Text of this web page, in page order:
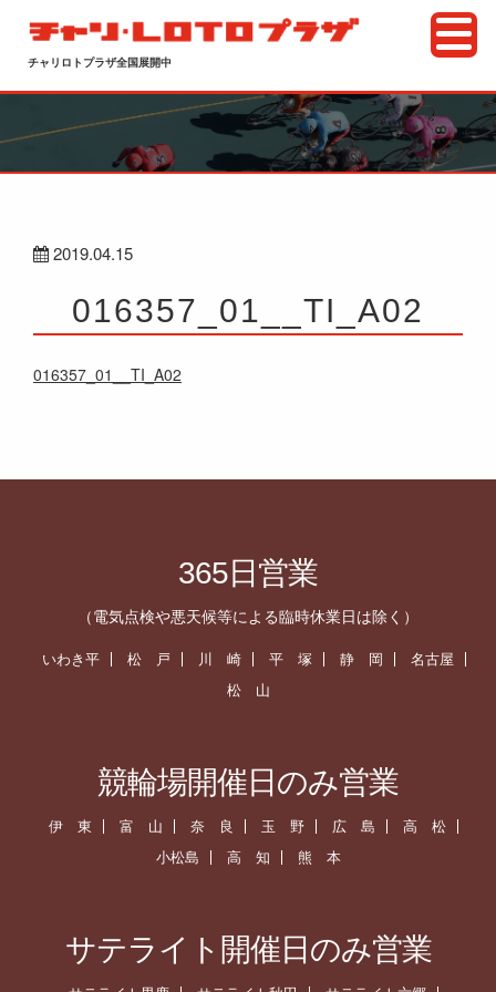
チャリロトプラザ全国展開中
2019.04.15
016357_01__TI_A02
016357_01__TI_A02
365日営業
（電気点検や悪天候等による臨時休業日は除く）
いわき平 松 戸 川 崎 平 塚 静 岡
名古屋
松 山
競輪場開催日のみ営業
伊 東 富 山 奈 良 玉 野 広 島
高 松
小松島
高 知 熊 本
サテライト開催日のみ営業